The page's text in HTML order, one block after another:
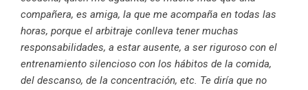
compañera, es amiga, la que me acompaña en todas las
horas, porque el arbitraje conlleva tener muchas
responsabilidades, a estar ausente, a ser riguroso con el
entrenamiento silencioso con los hábitos de la comida,
del descanso, de la concentración, etc. Te diría que no